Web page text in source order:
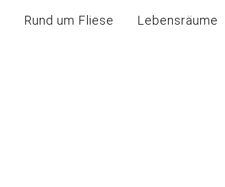
Rund um Fliese Lebensräume